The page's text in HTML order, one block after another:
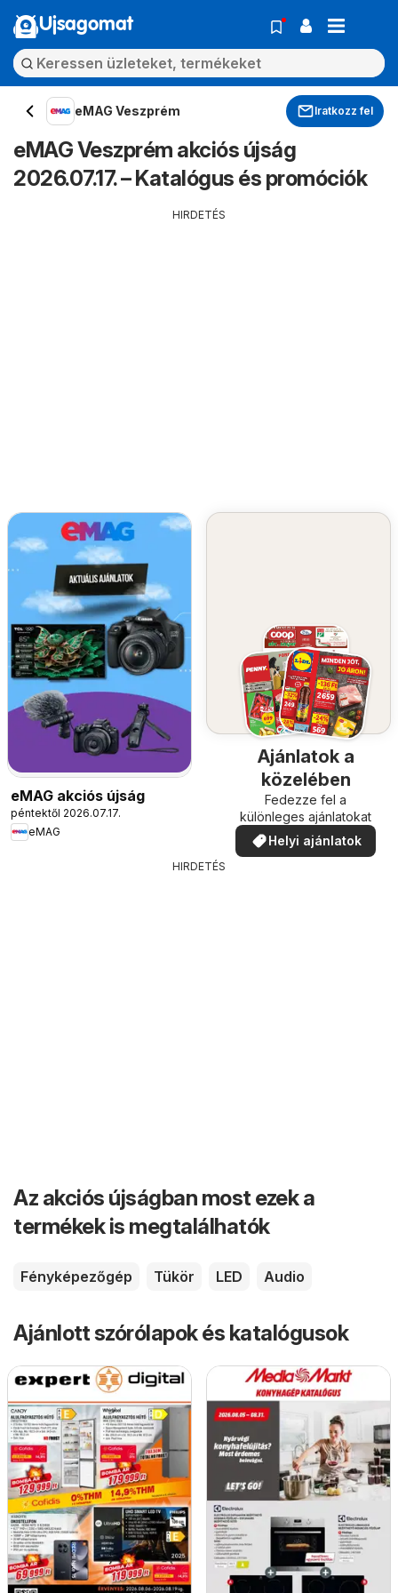
Ujsagomat
eMAG Veszprém Iratkozz fel
eMAG Veszprém akciós újság
2026.07.17. – Katalógus és promóciók
HIRDETÉS
eMAG akciós újság
péntektől 2026.07.17.
eMAG
Ajánlatok a
közelében
Fedezze fel a
különleges ajánlatokat
Helyi ajánlatok
HIRDETÉS
Az akciós újságban most ezek a
termékek is megtalálhatók
Fényképezőgép Tükör LED Audio
Ajánlott szórólapok és katalógusok